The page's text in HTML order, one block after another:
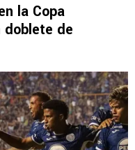
la Copa
doblete de